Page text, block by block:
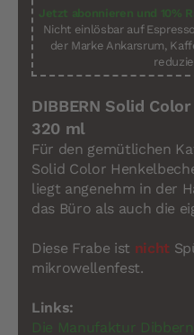
Jetzt abonnieren und 10%
Nicht einlösbar auf
der Marke Ankarsrum,
DIBBERN Solid
320 ml
Für den gemütlichen
Solid Color
liegt angenehm in der
das Büro als auch die
Diese Frabe ist nicht
mikrowellenfest.
Links:
Die Manufaktur Dibbern